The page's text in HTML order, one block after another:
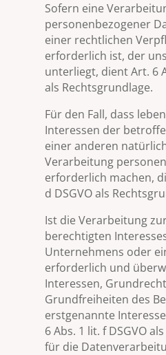
Sofern eine
personenbezogener
einer rechtlichen
erforderlich ist, der
unterliegt, dient Art. 6
als Rechtsgrundlage.
Für den Fall, dass
Interessen der
einer anderen
Verarbeitung
erforderlich machen,
d DSGVO als
Ist die Verarbeitung
berechtigten
Unternehmens oder
erforderlich und
Interessen,
Grundfreiheiten des
erstgenannte
6 Abs. 1 lit. f DSGVO
für die